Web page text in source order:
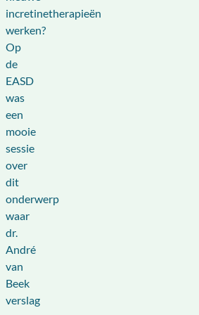
incretinetherapieën
werken?
Op
de
EASD
was
een
mooie
sessie
over
dit
onderwerp
waar
dr.
André
van
Beek
verslag